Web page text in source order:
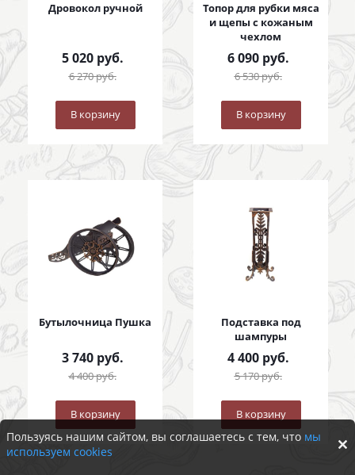
Дровокол ручной
5 020руб.
6 270руб.
В корзину
Топор для рубки мяса
и щепы с кожаным
чехлом
6 090руб.
6 530руб.
В корзину
Бутылочница Пушка
3 740руб.
4 400руб.
В корзину
Подставка под
шампуры
4 400руб.
5 170руб.
В корзину
Пользуясь нашим сайтом, вы соглашаетесь с тем, что мы
используем cookies